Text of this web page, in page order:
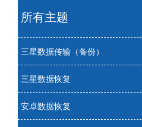
所有主题
三星数据传输（备份）
三星数据恢复
安卓数据恢复